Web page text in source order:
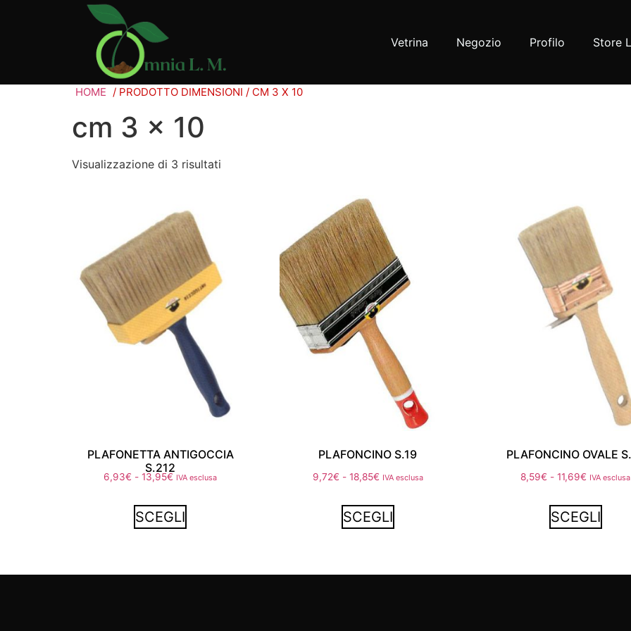
Vetrina Negozio Profilo Store
HOME / PRODOTTO DIMENSIONI / CM 3 X 10
cm 3 x 10
Visualizzazione di 3 risultati
PLAFONETTA ANTIGOCCIA
S.212
6,93€ - 13,95€ IVA esclusa
SCEGLI
PLAFONCINO S.19
9,72€ - 18,85€ IVA esclusa
SCEGLI
PLAFONCINO OVALE
8,59€ - 11,69€ IVA esclusa
SCEGLI